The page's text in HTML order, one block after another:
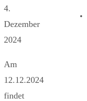
4.
Dezember
2024
Am
12.12.2024
findet